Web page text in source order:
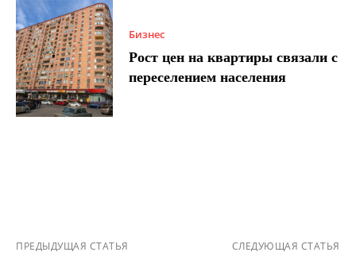
Бизнес
Рост цен на квартиры связали с
переселением населения
ПРЕДЫДУЩАЯ СТАТЬЯ СЛЕДУЮЩАЯ СТАТЬЯ